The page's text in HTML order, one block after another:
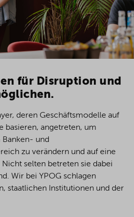
für Disruption und
deren Geschäftsmodelle auf
basieren, angetreten, um
und
zu verändern und auf eine
selten betreten sie dabei
Wir bei YPOG schlagen
staatlichen Institutionen und der